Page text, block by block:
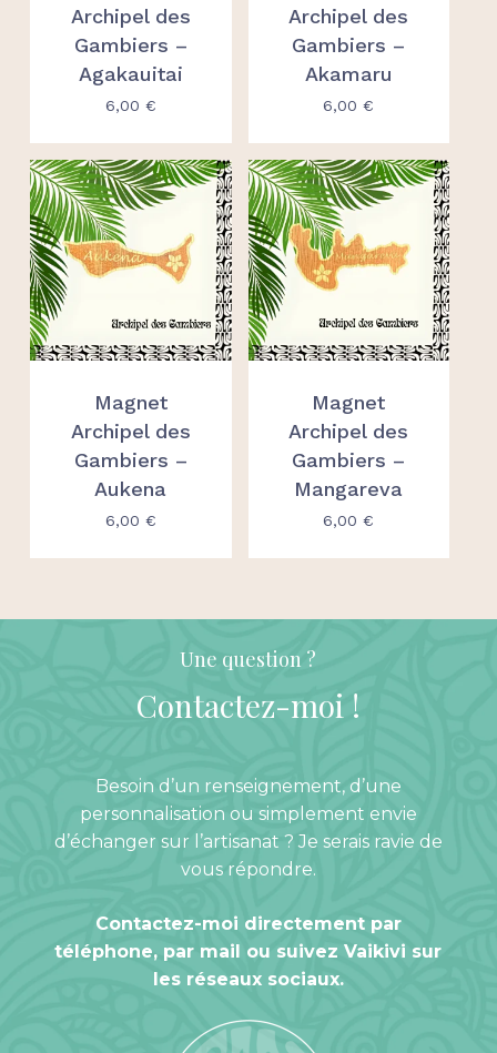
Aller à la boutique
Archipel des
Gambiers –
Agakauitai
6,00 €
Archipel des
Gambiers –
Akamaru
6,00€
Magnet
Archipel des
Gambiers –
Aukena
6,00 €
Magnet
Archipel des
Gambiers –
Mangareva
6,00€
Une question ?
Contactez-moi !
Besoin d’un renseignement, d’une
personnalisation ou simplement envie
d’échanger sur l’artisanat ? Je serais ravie de
vous répondre.
Contactez-moi directement par
téléphone, par mail ou suivez Vaikivi sur
les réseaux sociaux.